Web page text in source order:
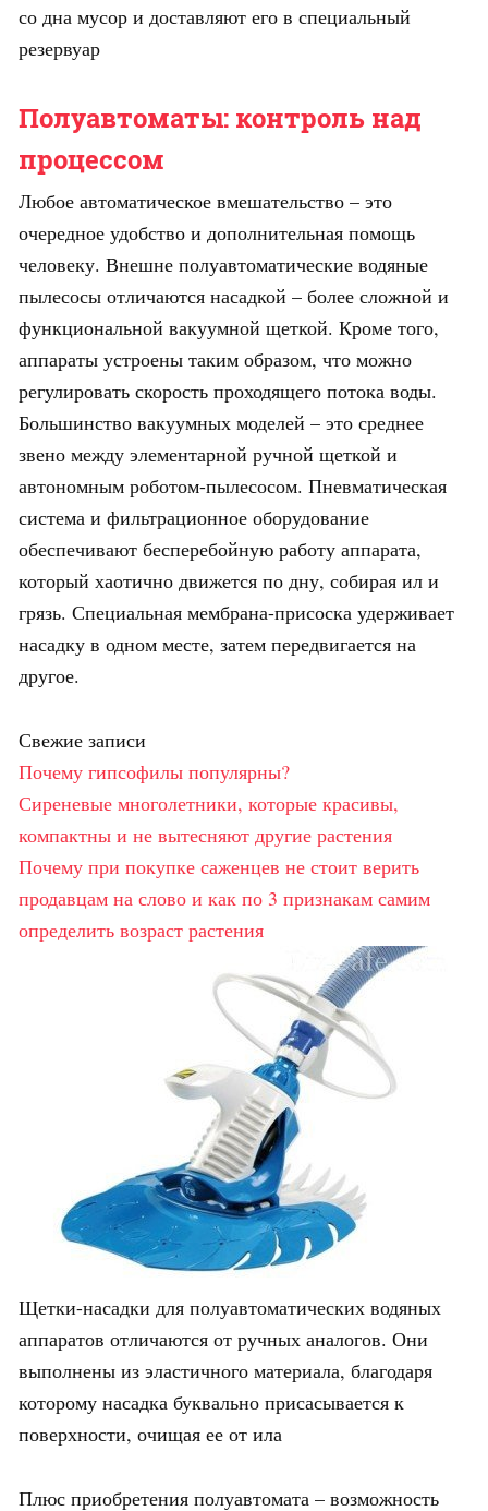
со дна мусор и доставляют его в специальный
резервуар
Полуавтоматы: контроль над
процессом
Любое автоматическое вмешательство – это
очередное удобство и дополнительная помощь
человеку. Внешне полуавтоматические водяные
пылесосы отличаются насадкой – более сложной и
функциональной вакуумной щеткой. Кроме того,
аппараты устроены таким образом, что можно
регулировать скорость проходящего потока воды.
Большинство вакуумных моделей – это среднее
звено между элементарной ручной щеткой и
автономным роботом-пылесосом. Пневматическая
система и фильтрационное оборудование
обеспечивают бесперебойную работу аппарата,
который хаотично движется по дну, собирая ил и
грязь. Специальная мембрана-присоска удерживает
насадку в одном месте, затем передвигается на
другое.
Свежие записи
Почему гипсофилы популярны?
Сиреневые многолетники, которые красивы,
компактны и не вытесняют другие растения
Почему при покупке саженцев не стоит верить
продавцам на слово и как по 3 признакам самим
определить возраст растения
Щетки-насадки для полуавтоматических водяных
аппаратов отличаются от ручных аналогов. Они
выполнены из эластичного материала, благодаря
которому насадка буквально присасывается к
поверхности, очищая ее от ила
Плюс приобретения полуавтомата – возможность